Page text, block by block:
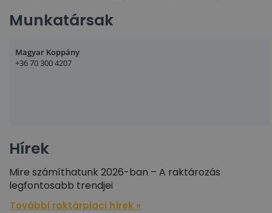
Munkatársak
Magyar Koppány
+36 70 300 4207
Hírek
Mire számíthatunk 2026-ban – A raktározás
legfontosabb trendjei
További raktárpiaci hírek »